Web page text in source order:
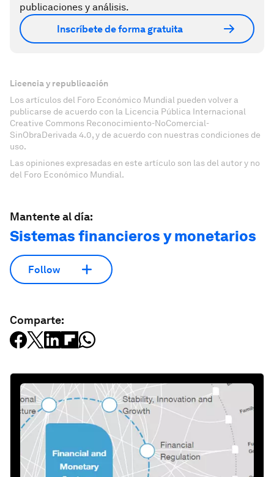
publicaciones y análisis.
Inscríbete de forma gratuita
Licencia y republicación
Los artículos del Foro Económico Mundial pueden volver a
publicarse de acuerdo con la Licencia Pública Internacional
Creative Commons Reconocimiento-NoComercial-
SinObraDerivada 4.0, y de acuerdo con nuestras condiciones de
uso.
Las opiniones expresadas en este artículo son las del autor y no
del Foro Económico Mundial.
Mantente al día:
Sistemas financieros y monetarios
Follow
Comparte: